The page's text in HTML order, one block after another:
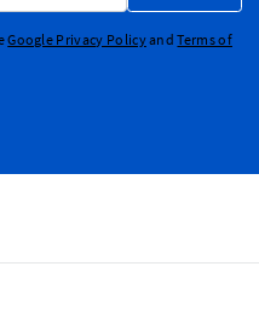
Google Privacy PolicyandTerms of